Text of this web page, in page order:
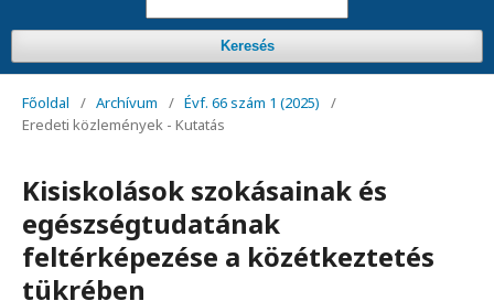
Keresés
Főoldal / Archívum / Évf. 66 szám 1 (2025)
/
Eredeti közlemények - Kutatás
Kisiskolások szokásainak és
egészségtudatának
feltérképezése a közétkeztetés
tükrében